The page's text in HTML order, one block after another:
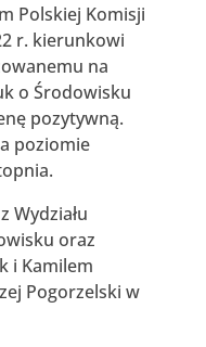
Polskiej Komisji
r. kierunkowi
na
o Środowisku
pozytywną.
poziomie
Wydziału
oraz
i Kamilem
Pogorzelski w